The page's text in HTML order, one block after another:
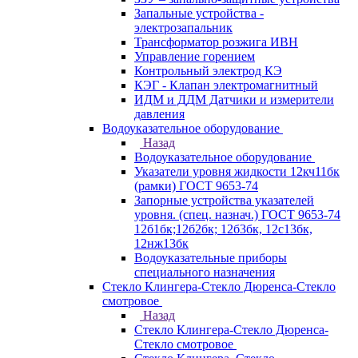
Запальные устройства -
электрозапальник
Трансформатор розжига ИВН
Управление горением
Контрольный электрод КЭ
КЭГ - Клапан электромагнитный
ИДМ и ДДМ Датчики и измерители
давления
Водоуказательное оборудование
Назад
Водоуказательное оборудование
Указатели уровня жидкости 12кч11бк
(рамки) ГОСТ 9653-74
Запорные устройства указателей
уровня. (спец. назнач.) ГОСТ 9653-74
12б1бк;12б2бк; 12б3бк, 12с13бк,
12нж13бк
Водоуказательные приборы
специального назначения
Стекло Клингера-Стекло Дюренса-Стекло
смотровое
Назад
Стекло Клингера-Стекло Дюренса-
Стекло смотровое